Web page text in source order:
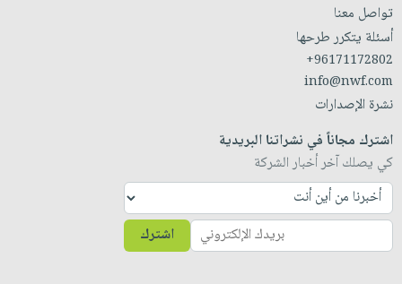
تواصل معنا
أسئلة يتكرر طرحها
+96171172802
info@nwf.com
نشرة الإصدارات
اشترك مجاناً في نشراتنا البريدية
كي يصلك آخر أخبار الشركة
اشترك